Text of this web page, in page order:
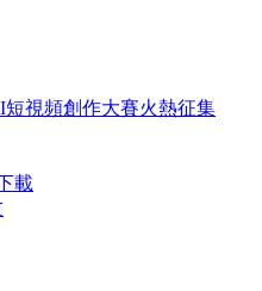
視頻創作大賽火熱征集
載